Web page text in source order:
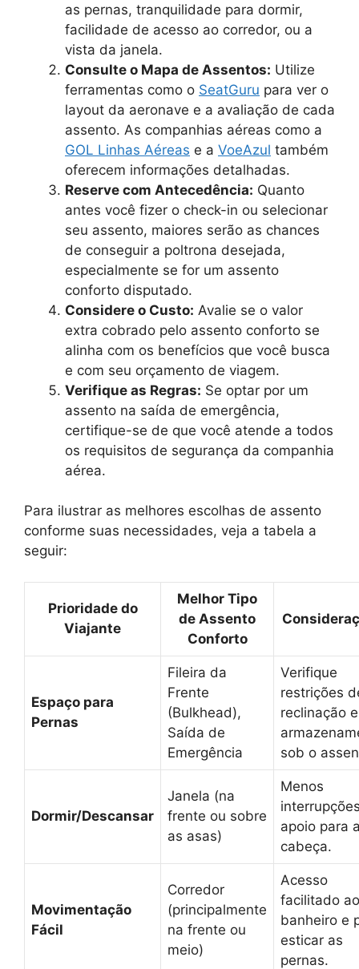
as pernas, tranquilidade para dormir,
facilidade de acesso ao corredor, ou a
vista da janela.
Consulte o Mapa de Assentos: Utilize
ferramentas como o SeatGuru para ver o
layout da aeronave e a avaliação de cada
assento. As companhias aéreas como a
GOL Linhas Aéreas e a VoeAzul também
oferecem informações detalhadas.
Reserve com Antecedência: Quanto
antes você fizer o check-in ou selecionar
seu assento, maiores serão as chances
de conseguir a poltrona desejada,
especialmente se for um assento
conforto disputado.
Considere o Custo: Avalie se o valor
extra cobrado pelo assento conforto se
alinha com os benefícios que você busca
e com seu orçamento de viagem.
Verifique as Regras: Se optar por um
assento na saída de emergência,
certifique-se de que você atende a todos
os requisitos de segurança da companhia
aérea.
Para ilustrar as melhores escolhas de assento
conforme suas necessidades, veja a tabela a
seguir:
Prioridade do
Viajante
Melhor Tipo
de Assento
Conforto
Espaço para
Pernas
Fileira da
Frente
(Bulkhead),
Saída de
Emergência
Verifique
restrições
reclinação e
sob o
Dormir/Descansar
Janela (na
frente ou sobre
as asas)
Menos
apoio para
cabeça.
Movimentação
Fácil
Corredor
(principalmente
na frente ou
meio)
Acesso
facilitado ao
banheiro e
esticar as
pernas.